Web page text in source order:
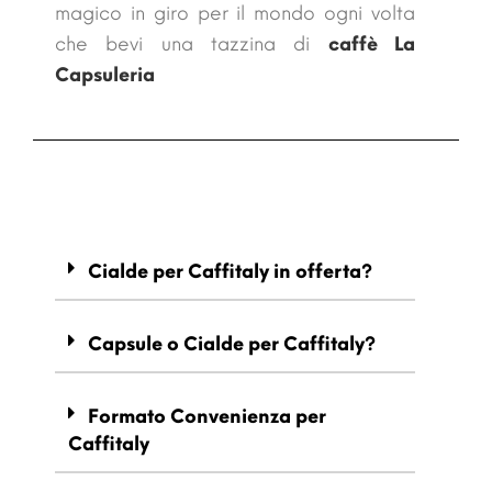
magico in giro per il mondo ogni volta
che bevi una tazzina di caffè La
Capsuleria
Cialde per Caffitaly in offerta?
Capsule o Cialde per Caffitaly?
Formato Convenienza per
Caffitaly